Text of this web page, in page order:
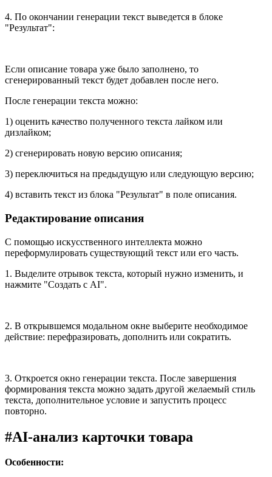
4. По окончании генерации текст выведется в блоке
"Результат":
Если описание товара уже было заполнено, то
сгенерированный текст будет добавлен после него.
После генерации текста можно:
1) оценить качество полученного текста лайком или
дизлайком;
2) сгенерировать новую версию описания;
3) переключиться на предыдущую или следующую версию;
4) вставить текст из блока "Результат" в поле описания.
Редактирование описания
С помощью искусственного интеллекта можно
переформулировать существующий текст или его часть.
1. Выделите отрывок текста, который нужно изменить, и
нажмите "Создать с AI".
2. В открывшемся модальном окне выберите необходимое
действие: перефразировать, дополнить или сократить.
3. Откроется окно генерации текста. После завершения
формирования текста можно задать другой желаемый стиль
текста, дополнительное условие и запустить процесс
повторно.
#AI-анализ карточки товара
Особенности: